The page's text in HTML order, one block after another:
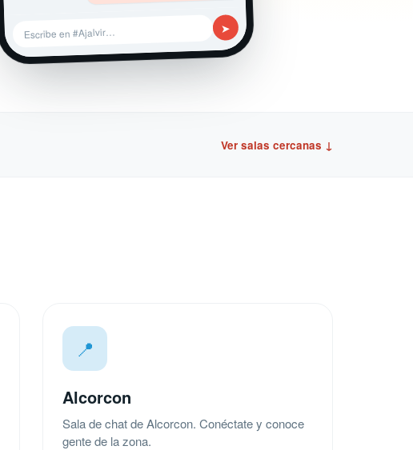
Escribe en #Ajalvir… ➤
Ver salas cercanas ↓
📍
Alcorcon
Sala de chat de Alcorcon. Conéctate y conoce
gente de la zona.